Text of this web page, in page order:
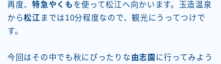
再度、特急やくも を使って松江へ向かいます。玉造温泉
から松江 までは10分程度なので、観光にうってつけで
す。
今回はその中でも秋にぴったりな由志園 に行ってみよう